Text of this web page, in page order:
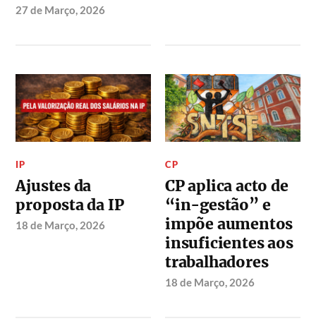
27 de Março, 2026
IP
Ajustes da
proposta da IP
18 de Março, 2026
CP
CP aplica acto de
“in-gestão” e
impõe aumentos
insuficientes aos
trabalhadores
18 de Março, 2026